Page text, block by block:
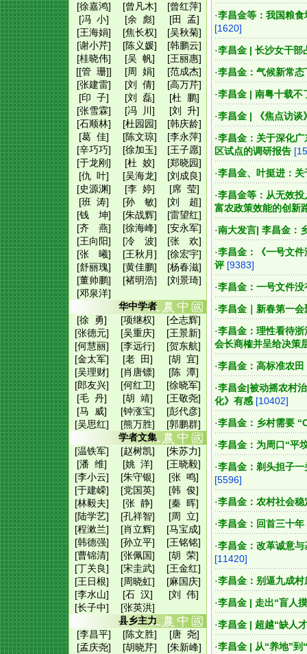
·李昌金等：我国粮
[1620]
·李昌金 | 长沙女干
·李昌金：气候新常
·李昌金 | 南粤十载不
·李昌金 | 《焦点访谈
·李昌金：关于深化
区试点的调研报告
·李昌金、叶挺进：
·李昌金等：从无效
富农政策效能的创新
·南大发言| 李昌金：
·李昌金：《一号文
评 [9383]
·李昌金：一号文件
·李昌金｜新春第一
·李昌金：理性看待
会长商榷并呈给决策
·李昌金：高标准农
·李昌金|被动摇农村
化》有感 [10402]
·李昌金：乡村需要
·李昌金：为周口“平
·李昌金：剃头担子
[5596]
·李昌金：农村社会
·李昌金：回首三十
·李昌金：改革诚意
[11420]
·李昌金：别逼九成
·李昌金 | 走出“盲人
·李昌金 | 超越“缺人
·李昌金 | 从“养地”到
[徐嘉鸿]
[曾凡木]
[曾红萍]
[冯 小]
[余 彪]
[田 孟]
[王海娟]
[焦长权]
[吴秋菊]
[谢小芹]
[陈义媛]
[韩鹏云]
[桂晓伟]
[吴 帆]
[王丽惠]
[[管 珊]]
[周 娟]
[范成杰]
[张建雷]
[刘 倩]
[高万芹]
[印 子]
[刘 磊]
[杜 鹏]
[张雪霖]
[冯 川]
[刘 升]
[石顺林]
[杜园园]
[韩庆龄]
[葛 佳]
[陈文琼]
[李永萍]
[辛巧巧]
[徐加玉]
[王子愿]
[于龙刚]
[杜 姣]
[郑晓园]
[仇 叶]
[吴海龙]
[刘成良]
[史源渊]
[李 婷]
[席 莹]
[班 涛]
[孙 敏]
[刘 超]
[钱 坤]
[朱战辉]
[雷望红]
[齐 燕]
[徐海峰]
[安永军]
[王向阳]
[冷 波]
[张 欢]
[张 曦]
[王秋月]
[徐宏宇]
[舒丽瑰]
[黄佳鹏]
[杨春滋]
[董帅鹏]
[褚明浩]
[刘景琦]
[邓泉洋]
华中学者
[徐 勇]
[项继权]
[仝志辉]
[张德元]
[吴重庆]
[王景新]
[何慧丽]
[李远行]
[贺东航]
[金太军]
[老 田]
[胡 宜]
[吴理财]
[肖唐镖]
[陈 潭]
[郎友兴]
[何红卫]
[徐晓军]
[毛 丹]
[胡 靖]
[王敬尧]
[马 威]
[钟涨宝]
[彭代彦]
[吴思红]
[熊万胜]
[郭鹏群]
学者文集
[温铁军]
[赵树凯]
[朱苏力]
[潘 维]
[姚 洋]
[王晓毅]
[李小云]
[朱守银]
[张 鸣]
[于建嵘]
[党国英]
[韩 俊]
[林毅夫]
[张 静]
[秦 晖]
[陆学艺]
[孔祥智]
[周 立]
[程漱兰]
[肖立辉]
[马宝成]
[韩德强]
[孙立平]
[王铭铭]
[曹锦清]
[张佩国]
[胡 荣]
[丁关良]
[宋圭武]
[王金红]
[王日根]
[周晓虹]
[麻国庆]
[李水山]
[石 汉]
[刘 伟]
[长子中]
[张英洪]
县乡主力
[李昌平]
[陈文胜]
[唐 尧]
[孟庆尧]
[胡晓芹]
[朱新峰]